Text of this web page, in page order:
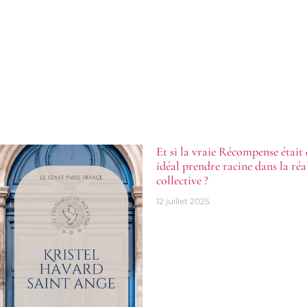
Et si la vraie Récompense
idéal prendre racine dans la
collective ?
12 juillet 2025